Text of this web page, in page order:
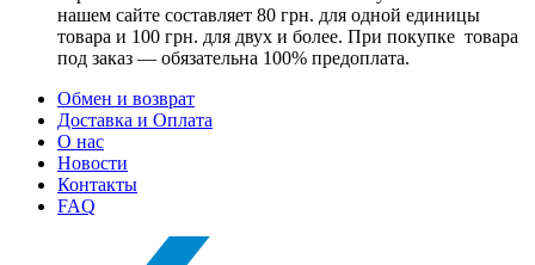
нашем сайте составляет 80 грн. для одной единицы
товара и 100 грн. для двух и более. При покупке товара
под заказ — обязательна 100% предоплата.
Обмен и возврат
Доставка и Оплата
О нас
Новости
Контакты
FAQ